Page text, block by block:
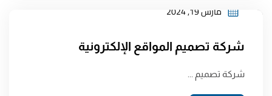
مارس 19, 2024
شركة تصميم المواقع الإلكترونية
شركة تصميم ...